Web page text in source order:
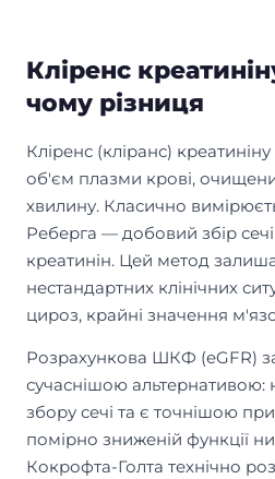
Кліренс
чому різниця
Кліренс (кліранс)
об'єм плазми крові,
хвилину. Класично
Реберга — добовий збір
креатинін. Цей метод
нестандартних клінічних
цироз, крайні значення
Розрахункова ШКФ (eGFR)
сучаснішою альтернативою:
збору сечі та є точнішою
помірно зниженій функції
Кокрофта-Голта технічно